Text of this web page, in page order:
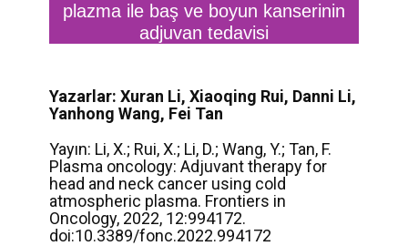
plazma ile baş ve boyun kanserinin
adjuvan tedavisi
Yazarlar: Xuran Li, Xiaoqing Rui, Danni Li,
Yanhong Wang, Fei Tan
Yayın: Li, X.; Rui, X.; Li, D.; Wang, Y.; Tan, F.
Plasma oncology: Adjuvant therapy for
head and neck cancer using cold
atmospheric plasma. Frontiers in
Oncology, 2022, 12:994172.
doi:10.3389/fonc.2022.994172